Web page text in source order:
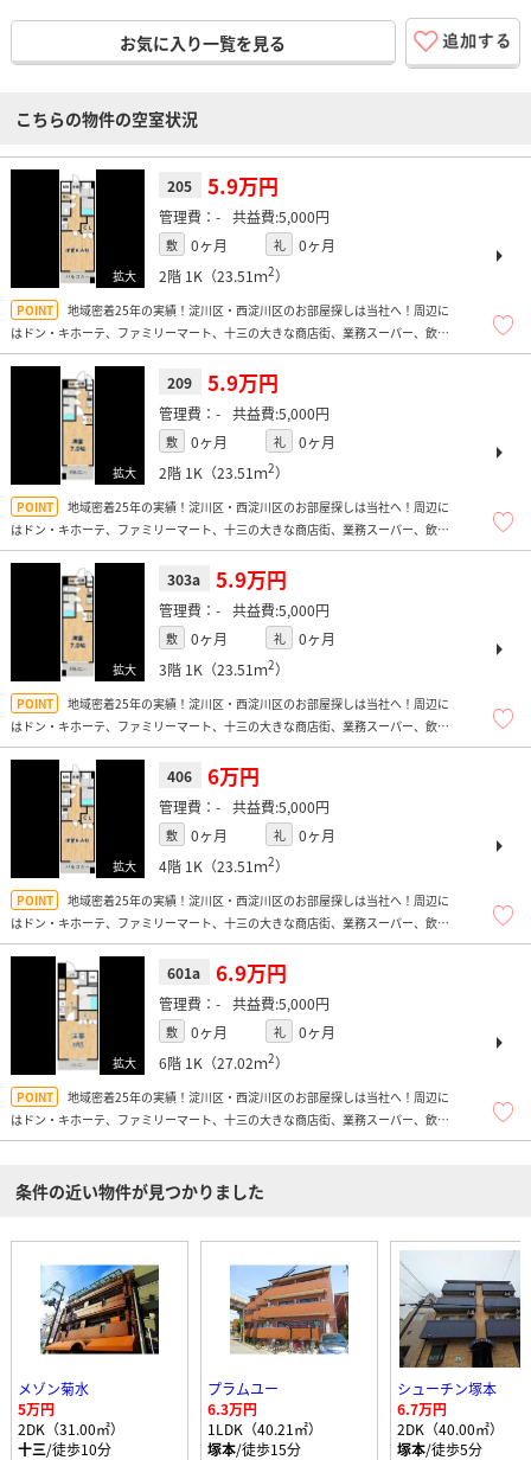
お気に入り一覧を見る
こちらの物件の空室状況
205 5.9万円
- 5,000円
敷 0ヶ月 礼
0ヶ月
2階 1K（23.51ｍ2）
地域密着25年の実績！淀川区・西淀川区のお部屋探しは当社へ！周辺に
はドン・キホーテ、ファミリーマート、十三の大きな商店街、業務スーパー、飲食
店、飲み屋多数あり便利ですよ！
209 5.9万円
- 5,000円
敷 0ヶ月 礼
0ヶ月
2階 1K（23.51ｍ2）
地域密着25年の実績！淀川区・西淀川区のお部屋探しは当社へ！周辺に
はドン・キホーテ、ファミリーマート、十三の大きな商店街、業務スーパー、飲食
店、飲み屋多数あり便利ですよ！
303a 5.9万円
- 5,000円
敷 0ヶ月 礼
0ヶ月
3階 1K（23.51ｍ2）
地域密着25年の実績！淀川区・西淀川区のお部屋探しは当社へ！周辺に
はドン・キホーテ、ファミリーマート、十三の大きな商店街、業務スーパー、飲食
店、飲み屋多数あり便利ですよ！
406 6万円
- 5,000円
敷 0ヶ月 礼
0ヶ月
4階 1K（23.51ｍ2）
地域密着25年の実績！淀川区・西淀川区のお部屋探しは当社へ！周辺に
はドン・キホーテ、ファミリーマート、十三の大きな商店街、業務スーパー、飲食
店、飲み屋多数あり便利ですよ！
601a 6.9万円
- 5,000円
敷 0ヶ月 礼
0ヶ月
6階 1K（27.02ｍ2）
地域密着25年の実績！淀川区・西淀川区のお部屋探しは当社へ！周辺に
はドン・キホーテ、ファミリーマート、十三の大きな商店街、業務スーパー、飲食
店、飲み屋多数あり便利ですよ！
条件の近い物件が見つかりました
メゾン菊水
5万円
2DK（31.00㎡）
十三/徒歩10分
プラムユー
6.3万円
1LDK（40.21㎡）
塚本/徒歩15分
シューチン塚本
6.7万円
2DK（40.00㎡）
塚本/徒歩5分